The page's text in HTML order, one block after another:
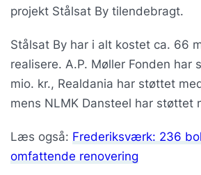
projekt Stålsat By tilendebragt.
Stålsat By har i alt kostet ca. 66
realisere. A.P. Møller Fonden har
mio. kr., Realdania har støttet
mens NLMK Dansteel har støttet
Læs også: Frederiksværk: 236
omfattende renovering